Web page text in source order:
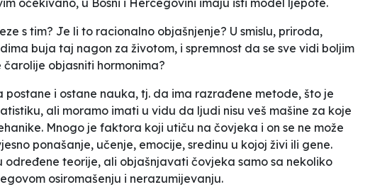
očekivano, u Bosni i Hercegovini imaju isti model ljepote.
s tim? Je li to racionalno objašnjenje? U smislu, priroda,
buja taj nagon za životom, i spremnost da se sve vidi boljim
objasniti hormonima?
postane i ostane nauka, tj. da ima razrađene metode, što je
ali moramo imati u vidu da ljudi nisu veš mašine za koje
Mnogo je faktora koji utiču na čovjeka i on se ne može
ponašanje, učenje, emocije, sredinu u kojoj živi ili gene.
određene teorije, ali objašnjavati čovjeka samo sa nekoliko
osiromašenju i nerazumijevanju.